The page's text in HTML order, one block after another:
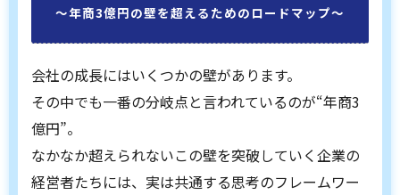
〜年商3億円の壁を超えるためのロードマップ〜
会社の成長にはいくつかの壁があります。
その中でも一番の分岐点と言われているのが“年商3
億円”。
なかなか超えられないこの壁を突破していく企業の
経営者たちには、実は共通する思考のフレームワー